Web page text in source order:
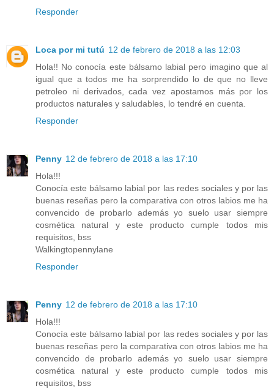
Responder
Loca por mi tutú 12 de febrero de 2018 a las 12:03
Hola!! No conocía este bálsamo labial pero imagino que al
igual que a todos me ha sorprendido lo de que no lleve
petroleo ni derivados, cada vez apostamos más por los
productos naturales y saludables, lo tendré en cuenta.
Responder
Penny 12 de febrero de 2018 a las 17:10
Hola!!!
Conocía este bálsamo labial por las redes sociales y por las
buenas reseñas pero la comparativa con otros labios me ha
convencido de probarlo además yo suelo usar siempre
cosmética natural y este producto cumple todos mis
requisitos, bss
Walkingtopennylane
Responder
Penny 12 de febrero de 2018 a las 17:10
Hola!!!
Conocía este bálsamo labial por las redes sociales y por las
buenas reseñas pero la comparativa con otros labios me ha
convencido de probarlo además yo suelo usar siempre
cosmética natural y este producto cumple todos mis
requisitos, bss